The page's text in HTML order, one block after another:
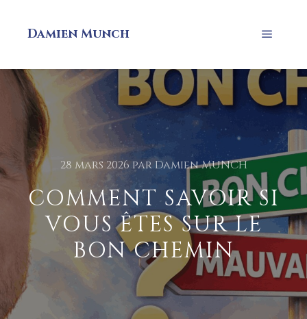
Damien Munch
28 mars 2026 par Damien MUNCH
COMMENT SAVOIR SI
VOUS ÊTES SUR LE
BON CHEMIN